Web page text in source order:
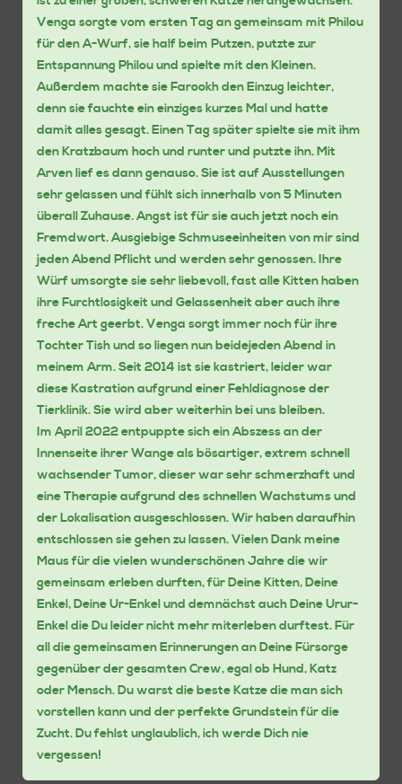
Venga sorgte vom ersten Tag an gemeinsam mit Philou
für den A-Wurf, sie half beim Putzen, putzte zur
Entspannung Philou und spielte mit den Kleinen.
Außerdem machte sie Farookh den Einzug leichter,
denn sie fauchte ein einziges kurzes Mal und hatte
damit alles gesagt. Einen Tag später spielte sie mit ihm
den Kratzbaum hoch und runter und putzte ihn. Mit
Arven lief es dann genauso. Sie ist auf Ausstellungen
sehr gelassen und fühlt sich innerhalb von 5 Minuten
überall Zuhause. Angst ist für sie auch jetzt noch ein
Fremdwort. Ausgiebige Schmuseeinheiten von mir sind
jeden Abend Pflicht und werden sehr genossen. Ihre
Würf umsorgte sie sehr liebevoll, fast alle Kitten haben
ihre Furchtlosigkeit und Gelassenheit aber auch ihre
freche Art geerbt. Venga sorgt immer noch für ihre
Tochter Tish und so liegen nun beidejeden Abend in
meinem Arm. Seit 2014 ist sie kastriert, leider war
diese Kastration aufgrund einer Fehldiagnose der
Tierklinik. Sie wird aber weiterhin bei uns bleiben.
Im April 2022 entpuppte sich ein Abszess an der
Innenseite ihrer Wange als bösartiger, extrem schnell
wachsender Tumor, dieser war sehr schmerzhaft und
eine Therapie aufgrund des schnellen Wachstums und
der Lokalisation ausgeschlossen. Wir haben daraufhin
entschlossen sie gehen zu lassen. Vielen Dank meine
Maus für die vielen wunderschönen Jahre die wir
gemeinsam erleben durften, für Deine Kitten, Deine
Enkel, Deine Ur-Enkel und demnächst auch Deine Urur-
Enkel die Du leider nicht mehr miterleben durftest. Für
all die gemeinsamen Erinnerungen an Deine Fürsorge
gegenüber der gesamten Crew, egal ob Hund, Katz
oder Mensch. Du warst die beste Katze die man sich
vorstellen kann und der perfekte Grundstein für die
Zucht. Du fehlst unglaublich, ich werde Dich nie
vergessen!